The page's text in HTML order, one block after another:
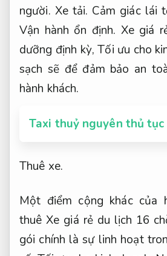
người. Xe tải. Cảm giác lái
Vận hành ổn định. Xe giá
dưỡng định kỳ,Tối ưu cho
sạch sẽ để đảm bảo an
hành khách.
Taxi thuỷ nguyên thủ tục
Thuê xe.
Một điểm cộng khác của
thuê Xe giá rẻ du lịch 16
gói chính là sự linh hoạt